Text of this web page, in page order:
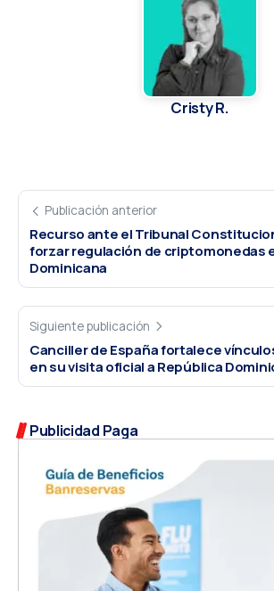
Cristy R.
Publicación anterior
Recurso ante el Tribunal
forzar regulación de criptomonedas
Dominicana
Siguiente publicación
Canciller de España fortalece
en su visita oficial a República
Publicidad Paga